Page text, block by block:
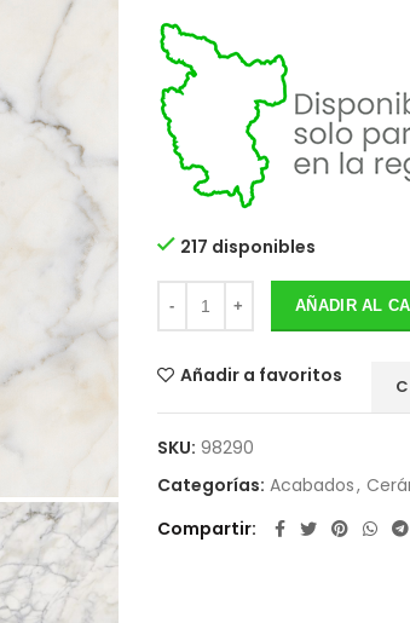
217 disponibles
AÑADIR AL
Añadir a favoritos
SKU: 98290
Categorías: Acabados,
Compartir